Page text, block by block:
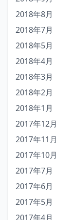
2018年8月
2018年7月
2018年5月
2018年4月
2018年3月
2018年2月
2018年1月
2017年12月
2017年11月
2017年10月
2017年7月
2017年6月
2017年5月
2017年4月